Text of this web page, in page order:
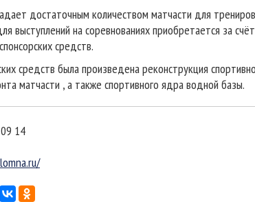
достаточным количеством матчасти для
выступлений на соревнованиях приобретается за счёт
средств.
средств была произведена реконструкция
матчасти , а также спортивного ядра водной базы.
14